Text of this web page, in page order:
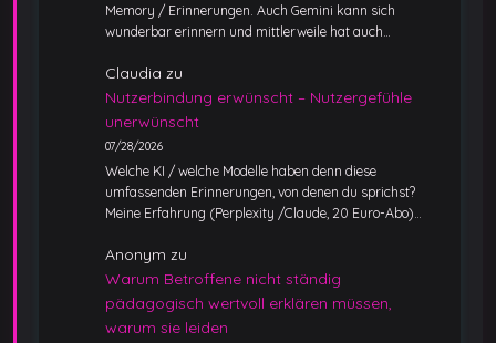
Memory / Erinnerungen. Auch Gemini kann sich
wunderbar erinnern und mittlerweile hat auch…
Claudia zu
Nutzerbindung erwünscht – Nutzergefühle
unerwünscht
07/28/2026
Welche KI / welche Modelle haben denn diese
umfassenden Erinnerungen, von denen du sprichst?
Meine Erfahrung (Perplexity /Claude, 20 Euro-Abo)…
Anonym zu
Warum Betroffene nicht ständig
pädagogisch wertvoll erklären müssen,
warum sie leiden